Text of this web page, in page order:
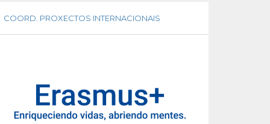
COORD. PROXECTOS INTERNACIONAIS